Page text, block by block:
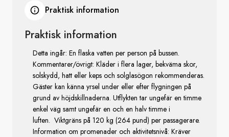
Praktisk information
Praktisk information
Detta ingår: En flaska vatten per person på bussen.
Kommentarer/övrigt: Kläder i flera lager, bekväma skor,
solskydd, hatt eller keps och solglasögon rekommenderas.
Gäster kan känna yrsel under eller efter flygningen på
grund av höjdskillnaderna. Utflykten tar ungefär en timme
enkel väg samt ungefär en och en halv timme i
luften. Viktgräns på 120 kg (264 pund) per passagerare.
Information om promenader och aktivitetsnivå: Kräver